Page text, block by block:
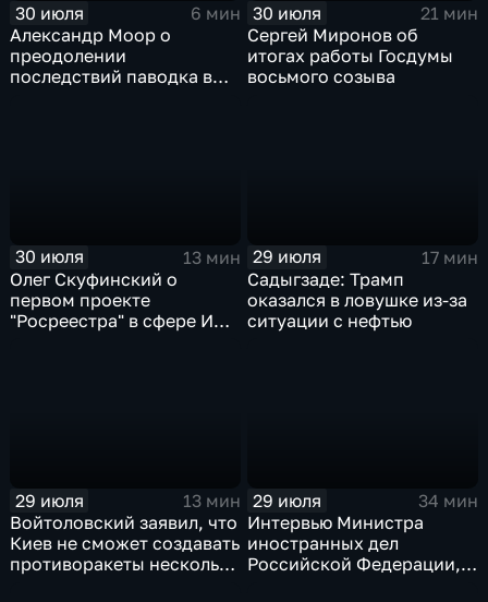
30 июля
6 мин
Александр Моор о
преодолении
последствий паводка в
30 июля
21 мин
Сергей Миронов об
итогах работы Госдумы
восьмого созыва
30 июля
13 мин
Олег Скуфинский о
первом проекте
"Росреестра" в сфере ИИ
29 июля
17 мин
Садыгзаде: Трамп
оказался в ловушке из-за
ситуации с нефтью
29 июля
13 мин
Войтоловский заявил, что
Киев не сможет создавать
противоракеты несколько
29 июля
34 мин
Интервью Министра
иностранных дел
Российской Федерации,